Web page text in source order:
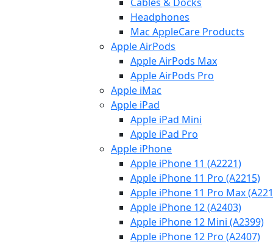
Headphones
Mac AppleCare Products
Apple AirPods
Apple AirPods Max
Apple AirPods Pro
Apple iMac
Apple iPad
Apple iPad Mini
Apple iPad Pro
Apple iPhone
Apple iPhone 11 (A2221)
Apple iPhone 11 Pro (A2215)
Apple iPhone 11 Pro Max
Apple iPhone 12 (A2403)
Apple iPhone 12 Mini (A2399)
Apple iPhone 12 Pro (A2407)